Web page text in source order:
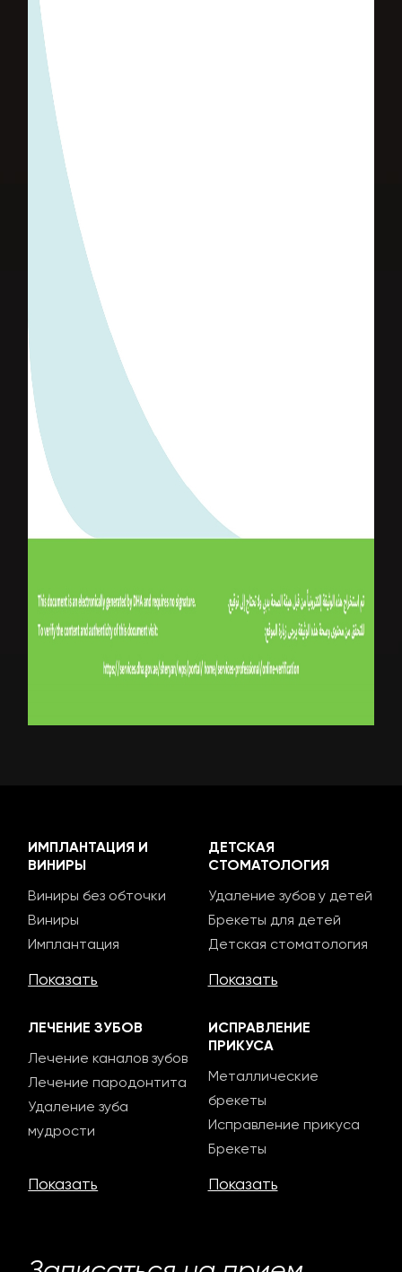
ИМПЛАНТАЦИЯ И
ВИНИРЫ
Виниры без обточки
Виниры
Имплантация
Показать
ДЕТСКАЯ
СТОМАТОЛОГИЯ
Удаление зубов у детей
Брекеты для детей
Детская стоматология
Показать
ЛЕЧЕНИЕ ЗУБОВ
Лечение каналов зубов
Лечение пародонтита
Удаление зуба
мудрости
Показать
ИСПРАВЛЕНИЕ
ПРИКУСА
Металлические
брекеты
Исправление прикуса
Брекеты
Показать